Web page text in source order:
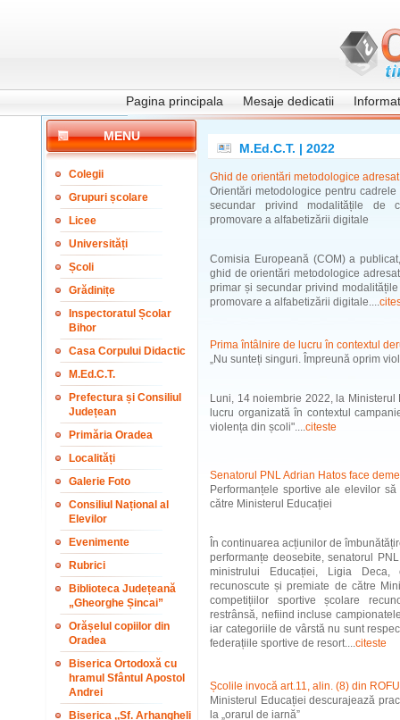
Pagina principala Mesaje dedicatii
MENU
Colegii
Grupuri școlare
Licee
Universități
Școli
Grădinițe
Inspectoratul Școlar
Bihor
Casa Corpului Didactic
M.Ed.C.T.
Prefectura și Consiliul
Județean
Primăria Oradea
Localități
Galerie Foto
Consiliul Național al
Elevilor
Evenimente
Rubrici
Biblioteca Județeană
„Gheorghe Șincai”
Orășelul copiilor din
Oradea
Biserica Ortodoxă cu
hramul Sfântul Apostol
Andrei
Biserica ,,Sf. Arhangheli
M.Ed.C.T. | 2022
Ghid de orientări metodologice
Orientări metodologice pentru
secundar privind modalitățile de
promovare a alfabetizării digitale
Comisia Europeană (COM) a
ghid de orientări metodologice
primar și secundar privind
promovare a alfabetizării digitale....
Prima întâlnire de lucru în contextul
„Nu sunteți singuri. Împreună oprim
Luni, 14 noiembrie 2022, la
lucru organizată în contextul
violența din școli"....citeste
Senatorul PNL Adrian Hatos face
Performanțele sportive ale elevilor
către Ministerul Educației
În continuarea acțiunilor de
performanțe deosebite, senatorul
ministrului Educației, Ligia Deca,
recunoscute și premiate de către
competițiilor sportive școlare
restrânsă, nefiind incluse
iar categoriile de vârstă nu sunt
federațiile sportive de resort....citeste
Școlile invocă art.11, alin. (8) din
Ministerul Educației descurajează
la „orarul de iarnă”